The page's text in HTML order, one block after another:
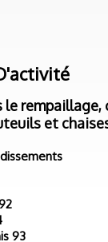
rempaillage,
et
93